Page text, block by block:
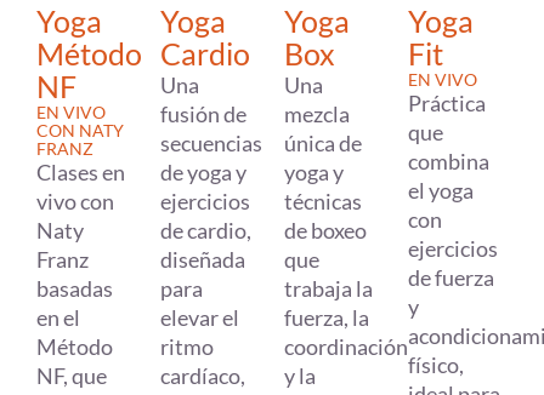
Yoga
Método
NF
EN VIVO
CON NATY
FRANZ
Clases en
vivo con
Naty
Franz
basadas
en el
Método
NF, que
Yoga
Cardio
Una
fusión de
secuencias
de yoga y
ejercicios
de cardio,
diseñada
para
elevar el
ritmo
cardíaco,
Yoga
Box
Una
mezcla
única de
yoga y
técnicas
de boxeo
que
trabaja la
fuerza, la
coordinación
y la
Yoga
Fit
EN VIVO
Práctica
que
combina
el yoga
con
ejercicios
de fuerza
y
físico,